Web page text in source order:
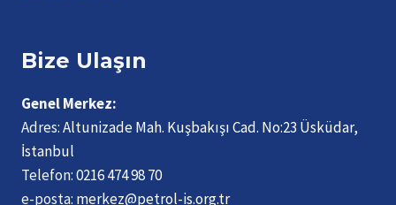
Bize Ulaşın
Genel Merkez:
Adres:Altunizade Mah. Kuşbakışı Cad. No:23 Üsküdar,
İstanbul
Telefon:0216 474 98 70
e-posta: merkez@petrol-is.org.tr